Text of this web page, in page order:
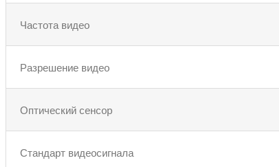
Частота видео
Разрешение видео
Оптический сенсор
Стандарт видеосигнала